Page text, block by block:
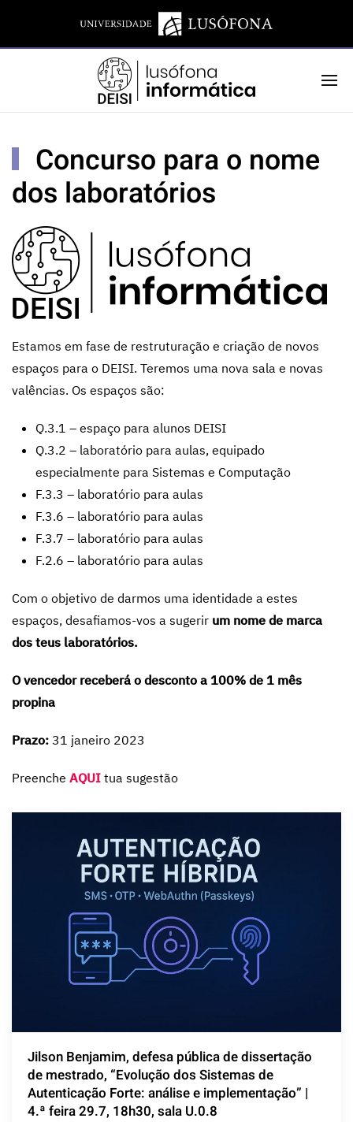
Concurso para o nome
dos laboratórios
Estamos em fase de restruturação e criação de novos
espaços para o DEISI. Teremos uma nova sala e novas
valências. Os espaços são:
Q.3.1 – espaço para alunos DEISI
Q.3.2 – laboratório para aulas, equipado
especialmente para Sistemas e Computação
F.3.3 – laboratório para aulas
F.3.6 – laboratório para aulas
F.3.7 – laboratório para aulas
F.2.6 – laboratório para aulas
Com o objetivo de darmos uma identidade a estes
espaços, desafiamos-vos a sugerir um nome de marca
dos teus laboratórios.
O vencedor receberá o desconto a 100% de 1 mês
propina
Prazo: 31 janeiro 2023
Preenche AQUI tua sugestão
Jilson Benjamim, defesa pública de dissertação
de mestrado, “Evolução dos Sistemas de
Autenticação Forte: análise e implementação” |
4.ª feira 29.7, 18h30, sala U.0.8